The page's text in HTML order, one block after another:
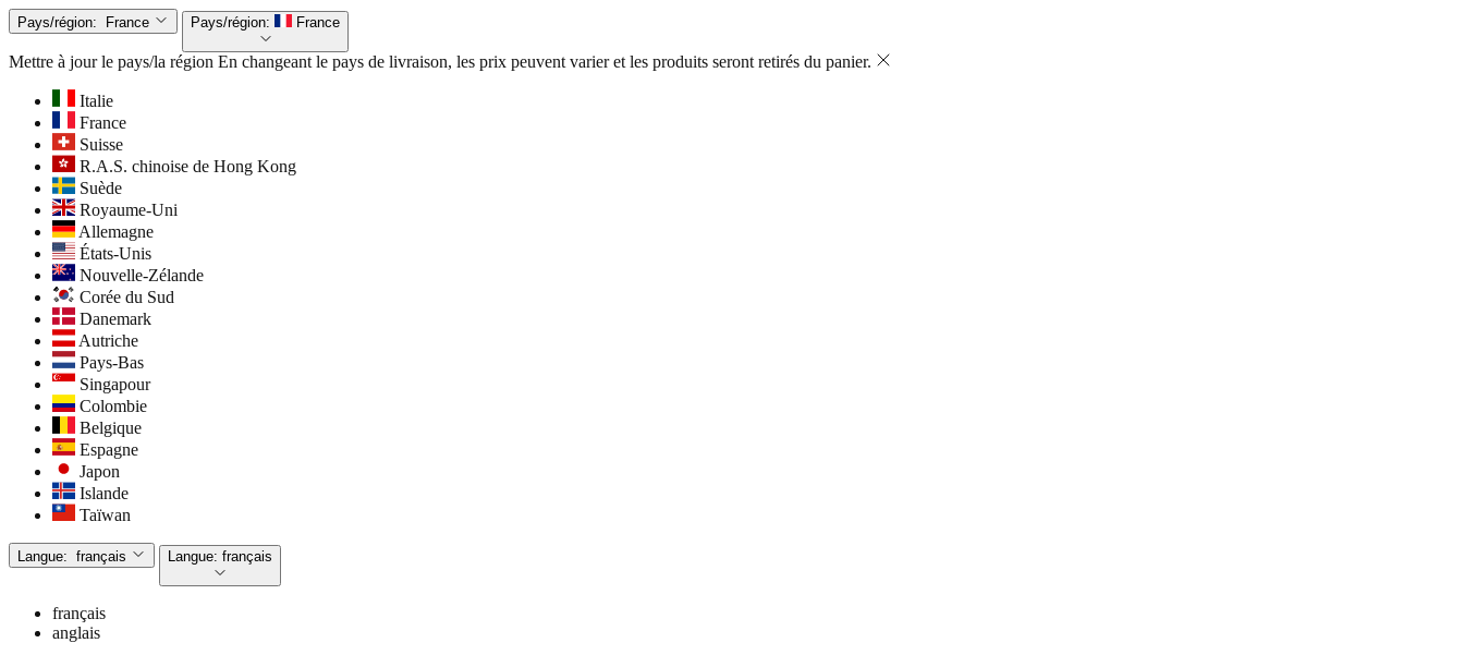
Pays/région: France Pays/région: France
Mettre à jour le pays/la région En changeant le pays de livraison, les prix peuvent varier et les produits seront retirés du panier.
Italie
France
Suisse
R.A.S. chinoise de Hong Kong
Suède
Royaume-Uni
Allemagne
États-Unis
Nouvelle-Zélande
Corée du Sud
Danemark
Autriche
Pays-Bas
Singapour
Colombie
Belgique
Espagne
Japon
Islande
Taïwan
Langue: français Langue: français
français
anglais